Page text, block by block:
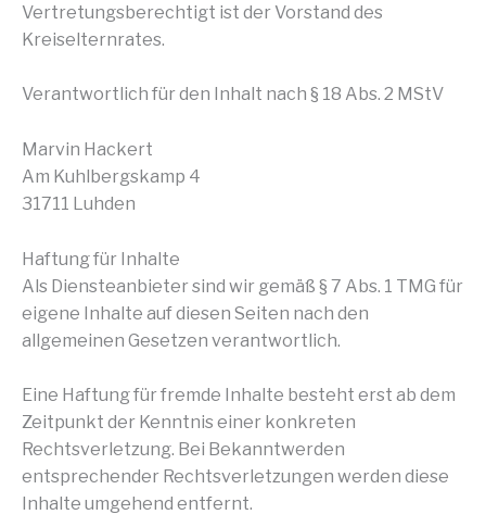
Vertretungsberechtigt ist der Vorstand des
Kreiselternrates.
Verantwortlich für den Inhalt nach § 18 Abs. 2 MStV
Marvin Hackert
Am Kuhlbergskamp 4
31711 Luhden
Haftung für Inhalte
Als Diensteanbieter sind wir gemäß § 7 Abs. 1 TMG für
eigene Inhalte auf diesen Seiten nach den
allgemeinen Gesetzen verantwortlich.
Eine Haftung für fremde Inhalte besteht erst ab dem
Zeitpunkt der Kenntnis einer konkreten
Rechtsverletzung. Bei Bekanntwerden
entsprechender Rechtsverletzungen werden diese
Inhalte umgehend entfernt.